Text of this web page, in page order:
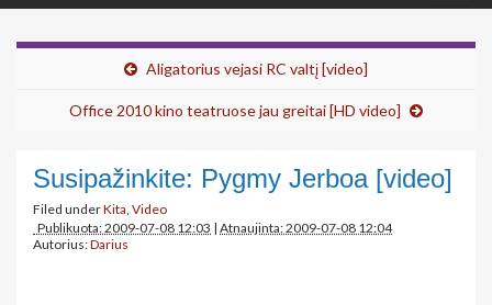
Aligatorius vejasi RC valtį [video]
Office 2010 kino teatruose jau greitai [HD video]
Susipažinkite: Pygmy Jerboa [video]
Filed underKita, Video
Publikuota: 2009-07-08 12:03 | Atnaujinta: 2009-07-08 12:04
Autorius:Darius